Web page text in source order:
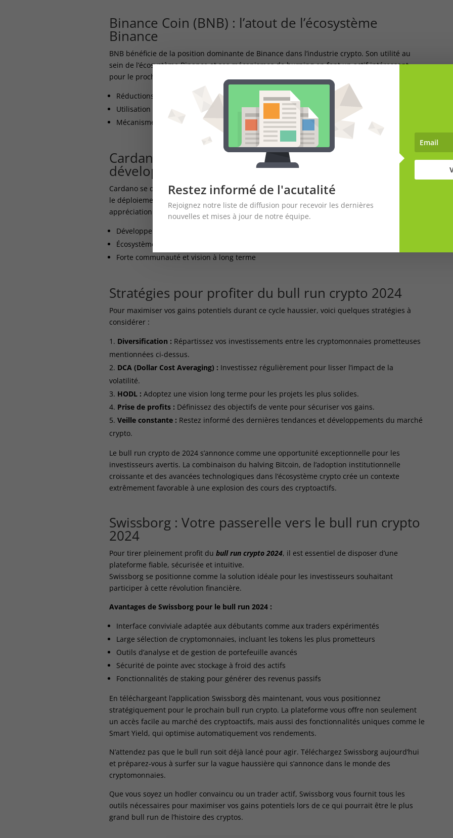
Binance Coin (BNB) : l’atout de l’écosystème
Binance
BNB bénéficie de la position dominante de Binance dans l’industrie crypto. Son utilité au
sein de l’écosystème Binance et ses mécanismes de burning en font un actif intéressant
pour le prochain cycle haussier.
Réductions de frais sur Binance
Utilisation dans la BNB Chain pour les dApps et la DeFi
Mécanisme de burning trimestriel réduisant l’offre
Cardano (ADA) : l’approche scientifique du
développement blockchain
Cardano se distingue par son approche académique et sa feuille de route ambitieuse. Avec
le déploiement progressif de nouvelles fonctionnalités, ADA pourrait connaître une forte
appréciation durant le bull run de 2024.
Atouts de Cardano :
Développement rigoureux basé sur la recherche
Écosystème DeFi et NFT en expansion
Forte communauté et vision à long terme
Stratégies pour profiter du bull run crypto 2024
Pour maximiser vos gains potentiels durant ce cycle haussier, voici quelques stratégies à
considérer :
Diversification : Répartissez vos investissements entre les cryptomonnaies prometteuses
mentionnées ci-dessus.
DCA (Dollar Cost Averaging) : Investissez régulièrement pour lisser l’impact de la
volatilité.
HODL : Adoptez une vision long terme pour les projets les plus solides.
Prise de profits : Définissez des objectifs de vente pour sécuriser vos gains.
Veille constante : Restez informé des dernières tendances et développements du marché
crypto.
Le bull run crypto de 2024 s’annonce comme une opportunité exceptionnelle pour les
investisseurs avertis. La combinaison du halving Bitcoin, de l’adoption institutionnelle
croissante et des avancées technologiques dans l’écosystème crypto crée un contexte
extrêmement favorable à une explosion des cours des cryptoactifs.
Swissborg : Votre passerelle vers le bull run crypto
2024
Pour tirer pleinement profit du bull run crypto 2024, il est essentiel de disposer d’une
plateforme fiable, sécurisée et intuitive.
Swissborg se positionne comme la solution idéale pour les investisseurs souhaitant
participer à cette révolution financière.
Avantages de Swissborg pour le bull run 2024 :
Interface conviviale adaptée aux débutants comme aux traders expérimentés
Large sélection de cryptomonnaies, incluant les tokens les plus prometteurs
Outils d’analyse et de gestion de portefeuille avancés
Sécurité de pointe avec stockage à froid des actifs
Fonctionnalités de staking pour générer des revenus passifs
En téléchargeant l’application Swissborg dès maintenant, vous vous positionnez
stratégiquement pour le prochain bull run crypto. La plateforme vous offre non seulement
un accès facile au marché des cryptoactifs, mais aussi des fonctionnalités uniques comme le
Smart Yield, qui optimise automatiquement vos rendements.
N’attendez pas que le bull run soit déjà lancé pour agir. Téléchargez Swissborg aujourd’hui
et préparez-vous à surfer sur la vague haussière qui s’annonce dans le monde des
cryptomonnaies.
Que vous soyez un hodler convaincu ou un trader actif, Swissborg vous fournit tous les
outils nécessaires pour maximiser vos gains potentiels lors de ce qui pourrait être le plus
grand bull run de l’histoire des cryptos.
Restez informé de l'acutalité
Rejoignez notre liste de diffusion pour recevoir les dernières
nouvelles et mises à jour de notre équipe.